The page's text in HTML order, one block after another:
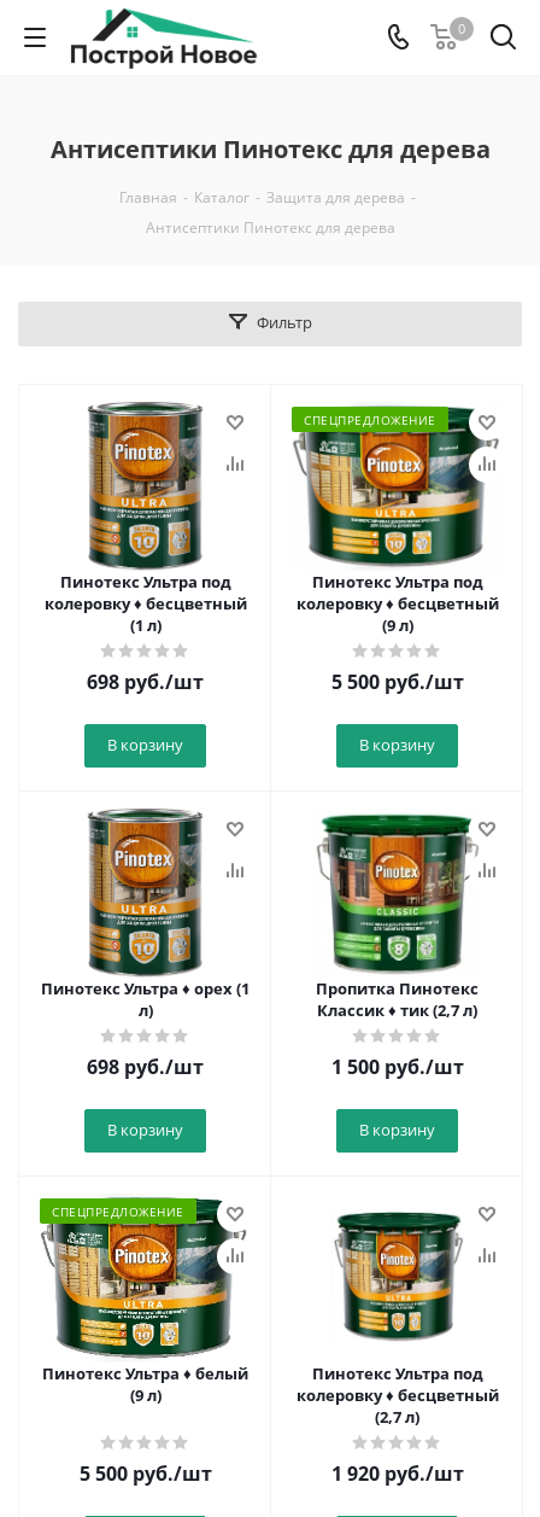
0
Антисептики Пинотекс для дерева
Главная - Каталог - Защита для дерева -
Антисептики Пинотекс для дерева
Фильтр
Пинотекс Ультра под
колеровку ♦ бесцветный
(1 л)
698 руб./шт
В корзину
СПЕЦПРЕДЛОЖЕНИЕ
Пинотекс Ультра под
колеровку ♦ бесцветный
(9 л)
5 500руб./шт
В корзину
Пинотекс Ультра ♦ орех (1
л)
698 руб./шт
В корзину
Пропитка Пинотекс
Классик ♦ тик (2,7 л)
1 500руб./шт
В корзину
СПЕЦПРЕДЛОЖЕНИЕ
Пинотекс Ультра ♦ белый
(9 л)
5 500руб./шт
Пинотекс Ультра под
колеровку ♦ бесцветный
(2,7 л)
1 920руб./шт